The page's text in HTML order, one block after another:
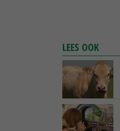
LEES OOK